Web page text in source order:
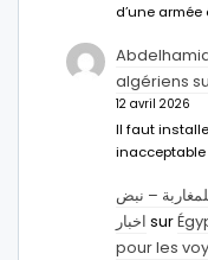
d’une
algériens
12 avril 2026
Il faut
inacceptable
– نبض
اخبار sur
pour les